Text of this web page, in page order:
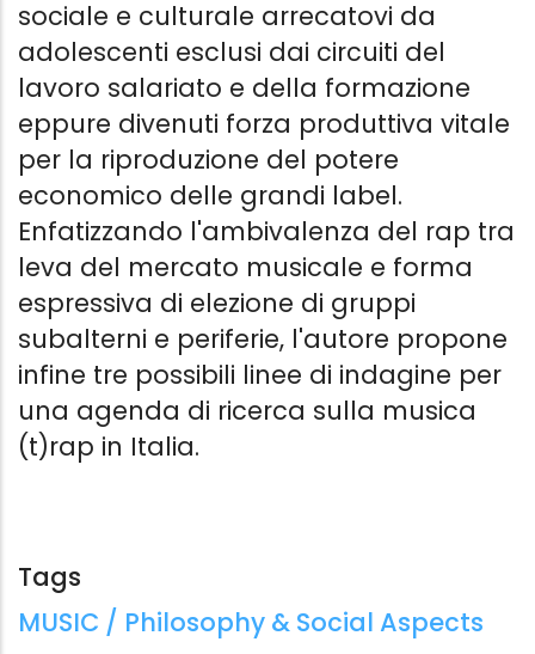
sociale e culturale arrecatovi da
adolescenti esclusi dai circuiti del
lavoro salariato e della formazione
eppure divenuti forza produttiva vitale
per la riproduzione del potere
economico delle grandi label.
Enfatizzando l'ambivalenza del rap tra
leva del mercato musicale e forma
espressiva di elezione di gruppi
subalterni e periferie, l'autore propone
infine tre possibili linee di indagine per
una agenda di ricerca sulla musica
(t)rap in Italia.
Tags
Tags:
MUSIC / Philosophy & Social Aspects
culturale in Italia
Emanunele Belotti
Bordeaux Bordeaux